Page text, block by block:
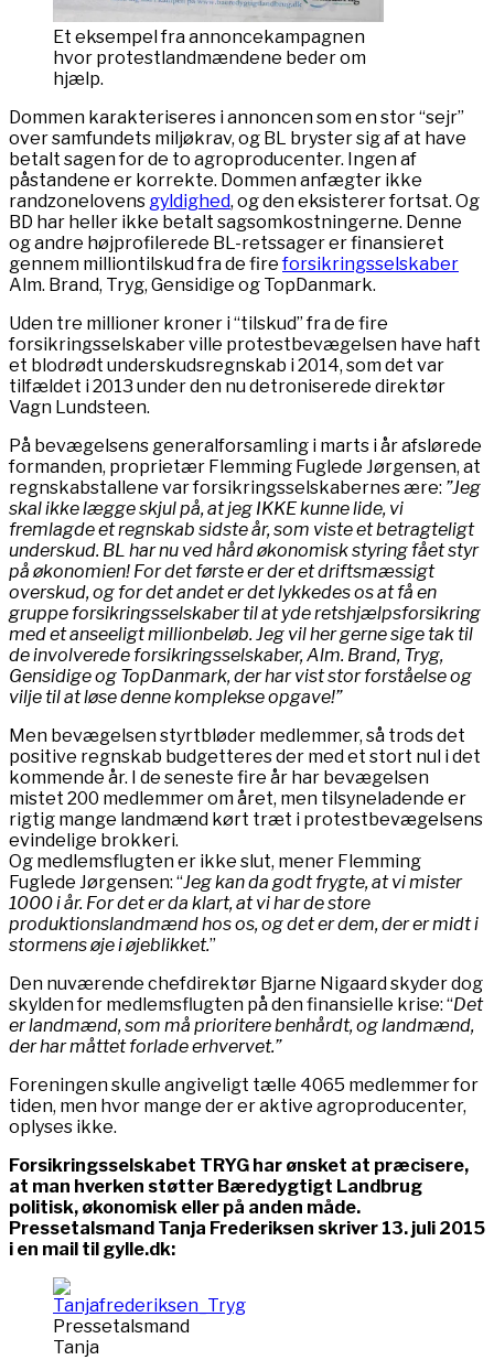
Et eksempel fra annoncekampagnen
hvor protestlandmændene beder om
hjælp.
Dommen karakteriseres i annoncen som en stor “sejr”
over samfundets miljøkrav, og BL bryster sig af at have
betalt sagen for de to agroproducenter. Ingen af
påstandene er korrekte. Dommen anfægter ikke
randzonelovens gyldighed, og den eksisterer fortsat. Og
BD har heller ikke betalt sagsomkostningerne. Denne
og andre højprofilerede BL-retssager er finansieret
gennem milliontilskud fra de fireforsikringsselskaber
Alm. Brand, Tryg, Gensidige og TopDanmark.
Uden tre millioner kroner i “tilskud” fra de fire
forsikringsselskaber ville protestbevægelsen have haft
et blodrødt underskudsregnskab i 2014, som det var
tilfældet i 2013 under den nu detroniserede direktør
Vagn Lundsteen.
På bevægelsens generalforsamling i marts i år afslørede
formanden, proprietær Flemming Fuglede Jørgensen, at
regnskabstallene var forsikringsselskabernes ære: ”Jeg
skal ikke lægge skjul på, at jeg IKKE kunne lide, vi
fremlagde et regnskab sidste år, som viste et betragteligt
underskud. BL har nu ved hård økonomisk styring fået styr
på økonomien! For det første er der et driftsmæssigt
overskud, og for det andet er det lykkedes os at få en
gruppe forsikringsselskaber til at yde retshjælpsforsikring
med et anseeligt millionbeløb. Jeg vil her gerne sige tak til
de involverede forsikringsselskaber, Alm. Brand, Tryg,
Gensidige og TopDanmark, der har vist stor forståelse og
vilje til at løse denne komplekse opgave!”
Men bevægelsen styrtbløder medlemmer, så trods det
positive regnskab budgetteres der med et stort nul i det
kommende år. I de seneste fire år har bevægelsen
mistet 200 medlemmer om året, men tilsyneladende er
rigtig mange landmænd kørt træt i protestbevægelsens
evindelige brokkeri.
Og medlemsflugten er ikke slut, mener Flemming
Fuglede Jørgensen: “Jeg kan da godt frygte, at vi mister
1000 i år. For det er da klart, at vi har de store
produktionslandmænd hos os, og det er dem, der er midt i
stormens øje i øjeblikket.”
Den nuværende chefdirektør Bjarne Nigaard skyder dog
skylden for medlemsflugten på den finansielle krise: “Det
er landmænd, som må prioritere benhårdt, og landmænd,
der har måttet forlade erhvervet.”
Foreningen skulle angiveligt tælle 4065 medlemmer for
tiden, men hvor mange der er aktive agroproducenter,
oplyses ikke.
Forsikringsselskabet TRYG har ønsket at præcisere,
at man hverken støtter Bæredygtigt Landbrug
politisk, økonomisk eller på anden måde.
Pressetalsmand Tanja Frederiksen skriver 13. juli 2015
i en mail til gylle.dk:
Pressetalsmand
Tanja